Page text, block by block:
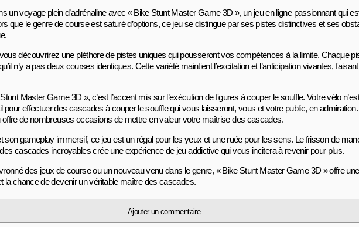
un voyage plein d’adrénaline avec « Bike Stunt Master Game 3D », un jeu en ligne passionnant qui
que le genre de course est saturé d’options, ce jeu se distingue par ses pistes distinctives et ses
découvrirez une pléthore de pistes uniques qui pousseront vos compétences à la limite. Chaque
n’y a pas deux courses identiques. Cette variété maintient l’excitation et l’anticipation vivantes,
Master Game 3D », c’est l’accent mis sur l’exécution de figures à couper le souffle. Votre vélo
pour effectuer des cascades à couper le souffle qui vous laisseront, vous et votre public, en
offre de nombreuses occasions de mettre en valeur votre maîtrise des cascades.
son gameplay immersif, ce jeu est un régal pour les yeux et une ruée pour les sens. Le frisson de
cascades incroyables crée une expérience de jeu addictive qui vous incitera à revenir pour plus.
des jeux de course ou un nouveau venu dans le genre, « Bike Stunt Master Game 3D » offre
la chance de devenir un véritable maître des cascades.
Ajouter un commentaire